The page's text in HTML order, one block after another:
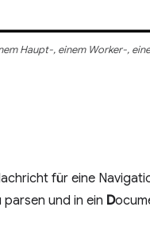
Haupt-, einem Worker-,
für eine
und in ein D